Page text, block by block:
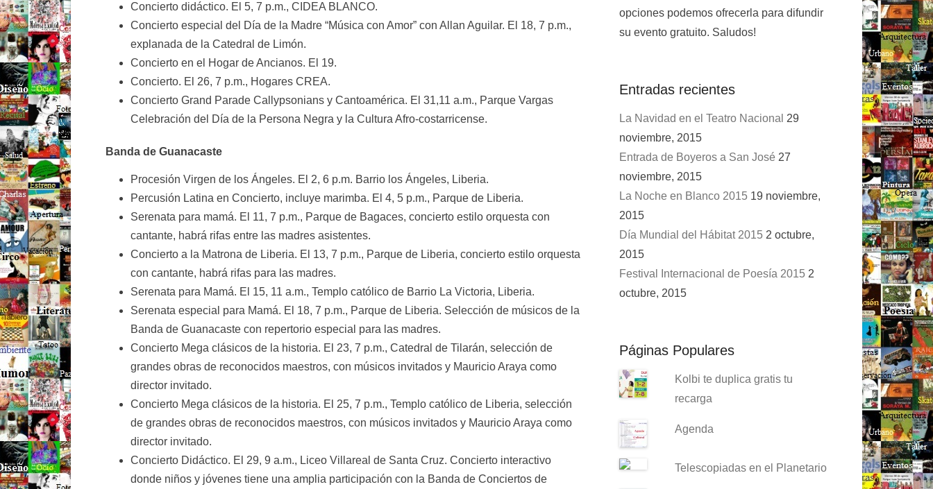
Concierto didáctico. El 5, 7 p.m., CIDEA BLANCO.
Concierto especial del Día de la Madre “Música con Amor” con Allan Aguilar. El 18, 7 p.m.,
explanada de la Catedral de Limón.
Concierto en el Hogar de Ancianos. El 19.
Concierto. El 26, 7 p.m., Hogares CREA.
Concierto Grand Parade Callypsonians y Cantoamérica. El 31,11 a.m., Parque Vargas
Celebración del Día de la Persona Negra y la Cultura Afro-costarricense.
Banda de Guanacaste
Procesión Virgen de los Ángeles. El 2, 6 p.m. Barrio los Ángeles, Liberia.
Percusión Latina en Concierto, incluye marimba. El 4, 5 p.m., Parque de Liberia.
Serenata para mamá. El 11, 7 p.m., Parque de Bagaces, concierto estilo orquesta con
cantante, habrá rifas entre las madres asistentes.
Concierto a la Matrona de Liberia. El 13, 7 p.m., Parque de Liberia, concierto estilo orquesta
con cantante, habrá rifas para las madres.
Serenata para Mamá. El 15, 11 a.m., Templo católico de Barrio La Victoria, Liberia.
Serenata especial para Mamá. El 18, 7 p.m., Parque de Liberia. Selección de músicos de la
Banda de Guanacaste con repertorio especial para las madres.
Concierto Mega clásicos de la historia. El 23, 7 p.m., Catedral de Tilarán, selección de
grandes obras de reconocidos maestros, con músicos invitados y Mauricio Araya como
director invitado.
Concierto Mega clásicos de la historia. El 25, 7 p.m., Templo católico de Liberia, selección
de grandes obras de reconocidos maestros, con músicos invitados y Mauricio Araya como
director invitado.
Concierto Didáctico. El 29, 9 a.m., Liceo Villareal de Santa Cruz. Concierto interactivo
donde niños y jóvenes tiene una amplia participación con la Banda de Conciertos de
opciones podemos ofrecerla para difundir
su evento gratuito. Saludos!
Entradas recientes
La Navidad en el Teatro Nacional 29
noviembre, 2015
Entrada de Boyeros a San José 27
noviembre, 2015
La Noche en Blanco 2015 19 noviembre,
2015
Día Mundial del Hábitat 2015 2 octubre,
2015
Festival Internacional de Poesía 2015 2
octubre, 2015
Páginas Populares
Kolbi te duplica gratis tu
recarga
Agenda
Telescopiadas en el Planetario